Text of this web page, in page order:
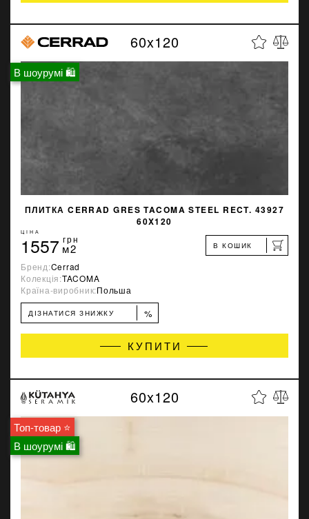
В шоурумі 🛍
60x120
ПЛИТКА CERRAD GRES TACOMA STEEL RECT. 43927
60X120
ЦІНА
1557 грн
м2 В КОШИК
Бренд:Cerrad
Колекція:TACOMA
Країна-виробник:Польша
ДІЗНАТИСЯ ЗНИЖКУ %
КУПИТИ
Топ-товар ⭐
В шоурумі 🛍
60x120